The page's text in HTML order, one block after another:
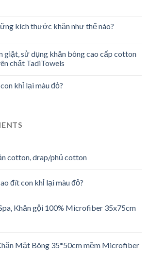
kích thước khăn như thế nào?
giặt, sử dụng khăn bông cao cấp cotton
chất TadiTowels
khỉ lại màu đỏ?
cotton, drap/phủ cotton
đít con khỉ lại màu đỏ?
Khăn gội 100% Microfiber 35x75cm
Mặt Bông 35*50cm mềm Microfiber